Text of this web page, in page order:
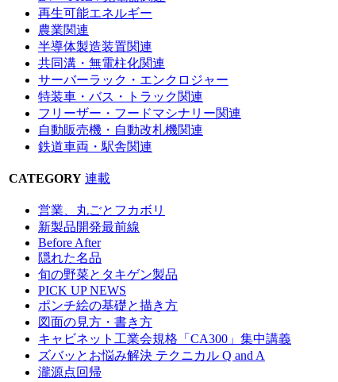
再生可能エネルギー
農業関連
半導体製造装置関連
共同溝・無電柱化関連
サーバーラック・エンクロジャー
特装車・バス・トラック関連
フリーザー・フードマシナリー関連
自動販売機・自動改札機関連
鉄道車両・駅舎関連
CATEGORY 連載
営業、丸ごとフカボリ
新製品開発最前線
Before After
隠れた名品
旬の野菜とタキゲン製品
PICK UP NEWS
ポンチ絵の基礎と描き方
図面の見方・書き方
キャビネット工業会規格「CA300」集中講義
ズバッとお悩み解決 テクニカル Q and A
瀧源点回帰